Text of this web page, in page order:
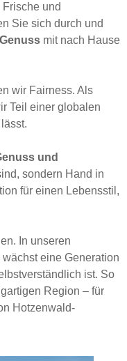
und
Sie sich durch und
mit nach Hause
wir Fairness. Als
Teil einer globalen
und
sondern Hand in
für einen Lebensstil,
In unseren
eine Generation
ist. So
Region – für
Hotzenwald-